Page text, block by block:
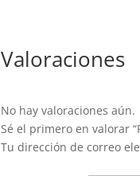
Valoraciones
No hay valoraciones aún.
Sé el primero en valorar
Tu dirección de correo